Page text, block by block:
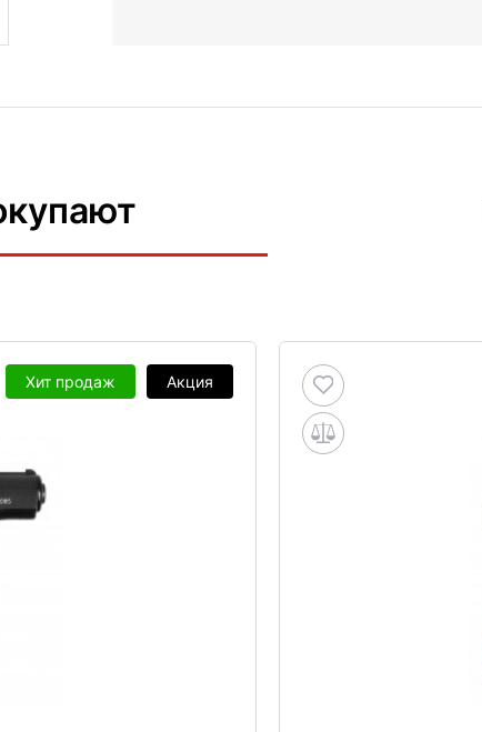
Хит продаж Акция